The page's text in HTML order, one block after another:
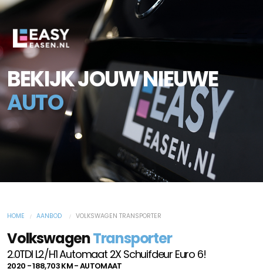
BEKIJK JOUW NIEUWE
AUTO
HOME AANBOD VOLKSWAGEN TRANSPORTER
VolkswagenTransporter
2.0TDI L2/H1 Automaat 2X Schuifdeur Euro 6!
2020 - 188,703 KM - AUTOMAAT